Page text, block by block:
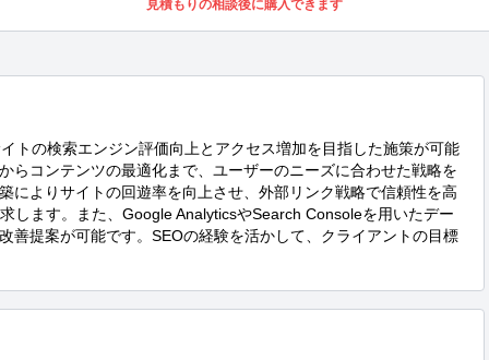
見積もりの相談後に購入できます
トの検索エンジン評価向上とアクセス増加を目指した施策が可能
らコンテンツの最適化まで、ユーザーのニーズに合わせた戦略を
によりサイトの回遊率を向上させ、外部リンク戦略で信頼性を高
します。また、Google AnalyticsやSearch Consoleを用いたデー
善提案が可能です。SEOの経験を活かして、クライアントの目標